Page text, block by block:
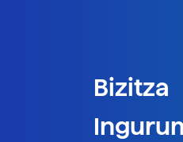
Bizitza